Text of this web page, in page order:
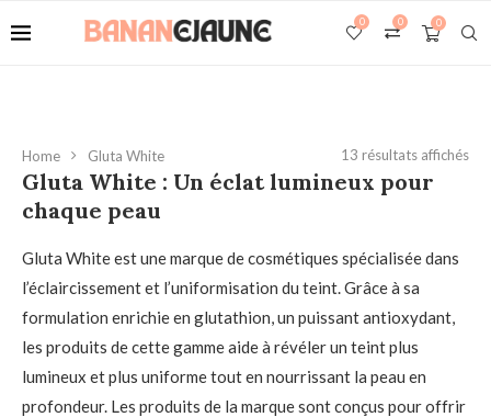
0
0
0
Home Gluta White 13 résultats affichés
Gluta White : Un éclat lumineux pour
chaque peau
Gluta White est une marque de cosmétiques spécialisée dans
l’éclaircissement et l’uniformisation du teint. Grâce à sa
formulation enrichie en glutathion, un puissant antioxydant,
les produits de cette gamme aide à révéler un teint plus
lumineux et plus uniforme tout en nourrissant la peau en
profondeur. Les produits de la marque sont conçus pour offrir